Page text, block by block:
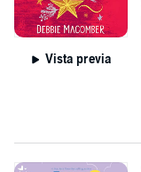
Vista previa